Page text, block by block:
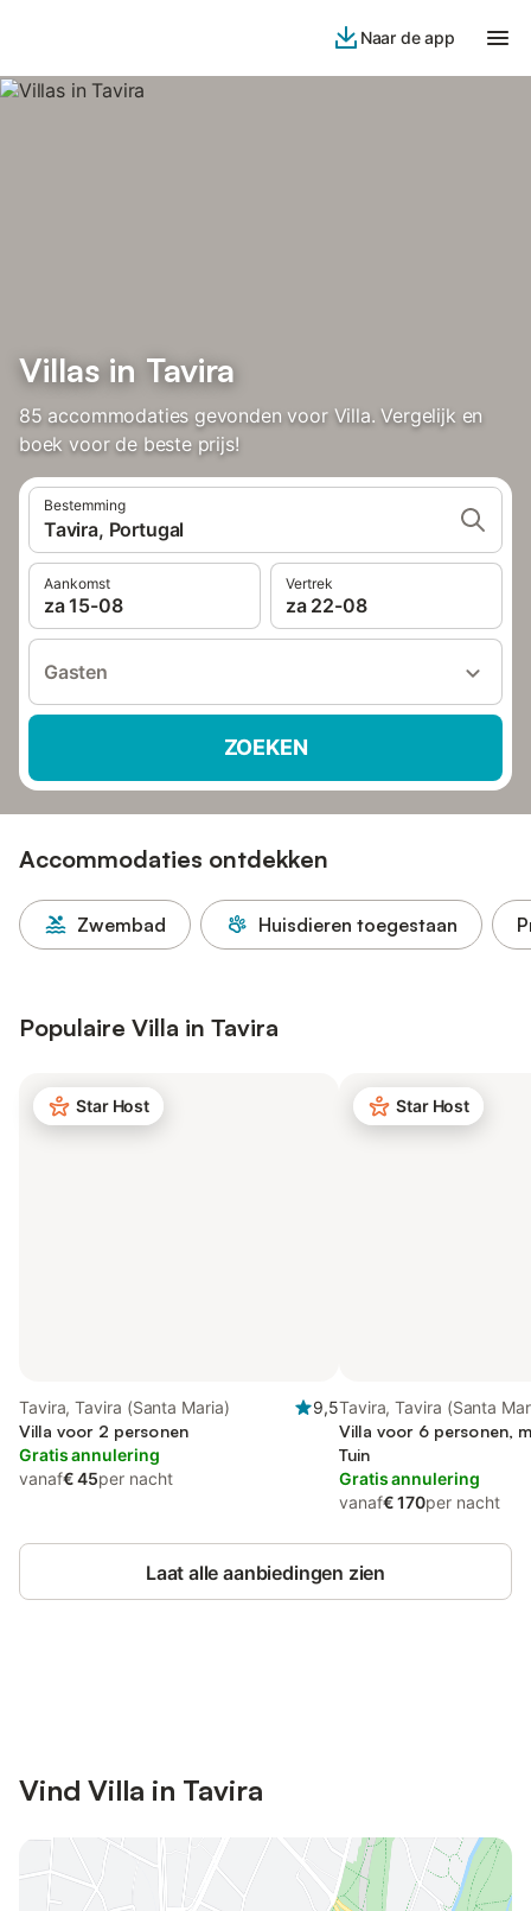
Naar de app
Villas in Tavira
85 accommodaties gevonden voor Villa. Vergelijk en
boek voor de beste prijs!
Bestemming
Tavira, Portugal
Aankomst
za 15-08
Vertrek
za 22-08
Gasten
ZOEKEN
Accommodaties ontdekken
Zwembad Huisdieren toegestaan
Populaire Villa in Tavira
Star Host
Tavira, Tavira (Santa Maria)
9,5
Villa voor 2 personen
Gratis annulering
vanaf€ 45per nacht
Star Host
Tavira, Tavira (Santa
Villa voor 6 personen,
Tuin
Gratis annulering
vanaf€ 170per nacht
Laat alle aanbiedingen zien
Vind Villa in Tavira